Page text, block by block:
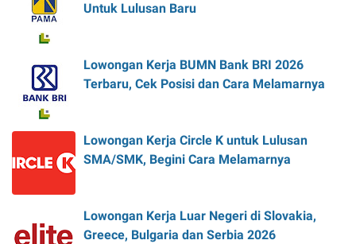
Untuk Lulusan Baru
Lowongan Kerja BUMN Bank BRI 2026
Terbaru, Cek Posisi dan Cara Melamarnya
Lowongan Kerja Circle K untuk Lulusan
SMA/SMK, Begini Cara Melamarnya
Lowongan Kerja Luar Negeri di Slovakia,
Greece, Bulgaria dan Serbia 2026